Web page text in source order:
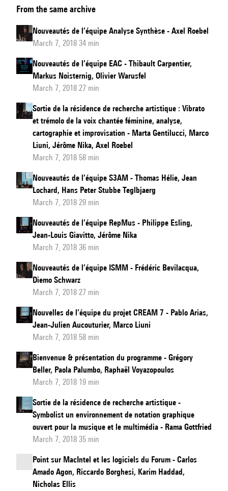
des
recherches
et
de
l’Ircam
From the same archive
Nouveautés de l’équipe Analyse Synthèse - Axel Roebel
March 7, 2018 34 min
Nouveautés de l’équipe EAC - Thibault Carpentier,
Markus Noisternig, Olivier Warusfel
March 7, 2018 27 min
Sortie de la résidence de recherche artistique : Vibrato
et trémolo de la voix chantée féminine, analyse,
cartographie et improvisation - Marta Gentilucci, Marco
Liuni, Jérôme Nika, Axel Roebel
March 7, 2018 58 min
Nouveautés de l’équipe S3AM - Thomas Hélie, Jean
Lochard, Hans Peter Stubbe Teglbjaerg
March 7, 2018 29 min
Nouveautés de l’équipe RepMus - Philippe Esling,
Jean-Louis Giavitto, Jérôme Nika
March 7, 2018 36 min
Nouveautés de l’équipe ISMM - Frédéric Bevilacqua,
Diemo Schwarz
March 7, 2018 27 min
Nouvelles de l’équipe du projet CREAM 7 - Pablo Arias,
Jean-Julien Aucouturier, Marco Liuni
March 7, 2018 58 min
Bienvenue & présentation du programme - Grégory
Beller, Paola Palumbo, Raphaël Voyazopoulos
March 7, 2018 19 min
Sortie de la résidence de recherche artistique -
Symbolist un environnement de notation graphique
ouvert pour la musique et le multimédia - Rama Gottfried
March 7, 2018 35 min
Point sur MacIntel et les logiciels du Forum - Carlos
Amado Agon, Riccardo Borghesi, Karim Haddad,
Nicholas Ellis